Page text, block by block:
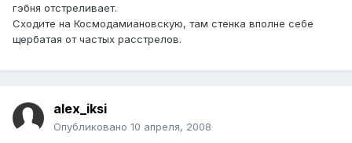
гэбня отстреливает.
Сходите на Космодамиановскую, там стенка вполне себе
щербатая от частых расстрелов.
alex_iksi
Опубликовано 10 апреля, 2008